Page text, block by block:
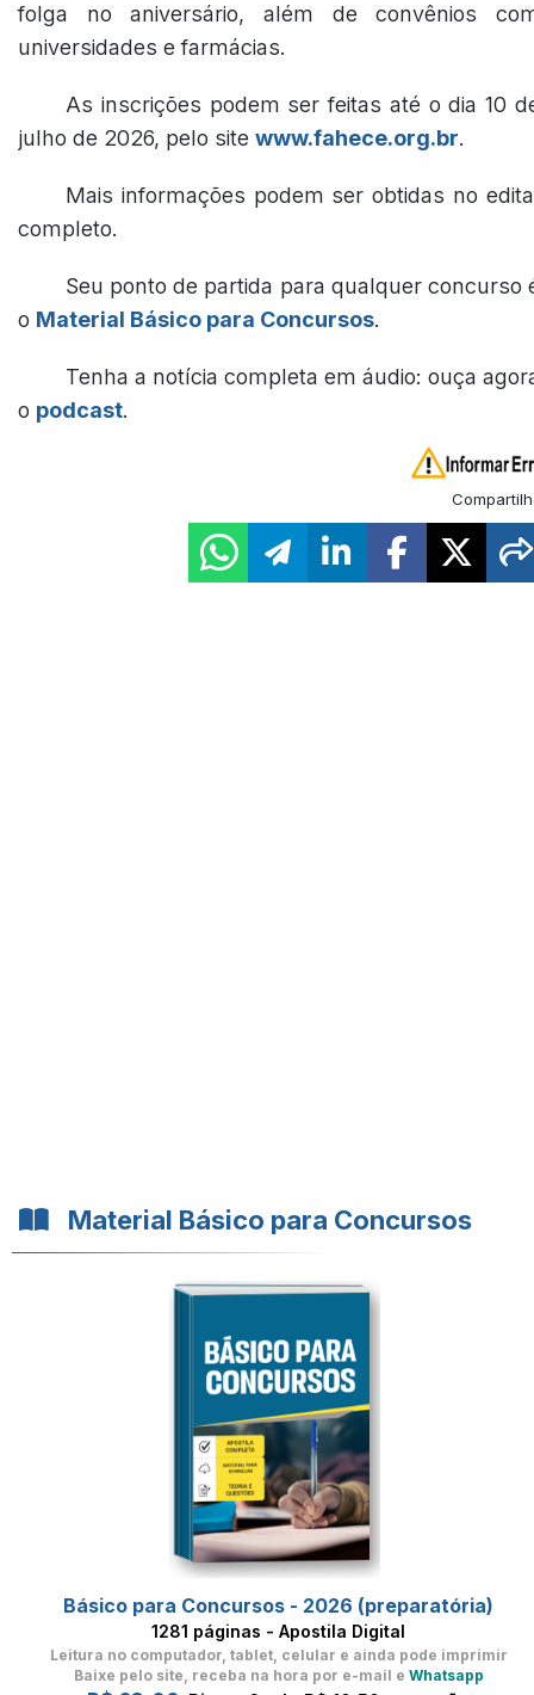
folga no aniversário, além de convênios
universidades e farmácias.
As inscrições podem ser feitas até o dia 10
julho de 2026, pelo site www.fahece.org.br.
Mais informações podem ser obtidas no
completo.
Seu ponto de partida para qualquer concurso
o Material Básico para Concursos.
Tenha a notícia completa em áudio: ouça
o podcast.
Material Básico para Concursos
Básico para Concursos - 2026 (preparatória)
1281 páginas - Apostila Digital
Leitura no computador, tablet, celular e ainda pode imprimir
Baixe pelo site, receba na hora por e-mail e Whatsapp